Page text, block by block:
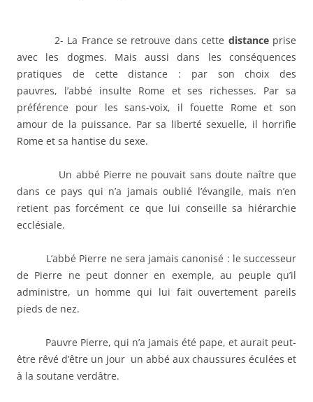
2- La France se retrouve dans cette distanceprise
avec les dogmes. Mais aussi dans les conséquences
pratiques de cette distance : par son choix des
pauvres, l’abbé insulte Rome et ses richesses. Par sa
préférence pour les sans-voix, il fouette Rome et son
amour de la puissance. Par sa liberté sexuelle, il horrifie
Rome et sa hantise du sexe.
Un abbé Pierre ne pouvait sans doute naître que
dans ce pays qui n’a jamais oublié l’évangile, mais n’en
retient pas forcément ce que lui conseille sa hiérarchie
ecclésiale.
L’abbé Pierre ne sera jamais canonisé : le successeur
de Pierre ne peut donner en exemple, au peuple qu’il
administre, un homme qui lui fait ouvertement pareils
pieds de nez.
Pauvre Pierre, qui n’a jamais été pape, et aurait peut-
être rêvé d’être un jour un abbé aux chaussures éculées et
à la soutane verdâtre.